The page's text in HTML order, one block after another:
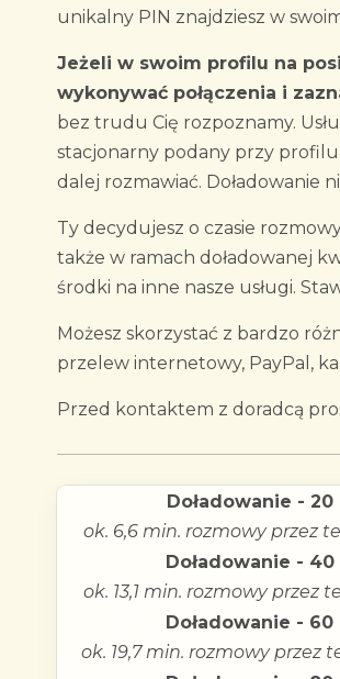
unikalny PIN znajdziesz w
Jeżeli w swoim profilu na
wykonywać połączenia i
bez trudu Cię rozpoznamy.
stacjonarny podany przy profilu
dalej rozmawiać. Doładowanie
Ty decydujesz o czasie
także w ramach doładowanej
środki na inne nasze usługi.
Możesz skorzystać z bardzo
przelew internetowy, PayPal,
Przed kontaktem z doradcą
Doładowanie - 20
ok. 6,6 min. rozmowy przez
Doładowanie - 40
ok. 13,1 min. rozmowy przez
Doładowanie - 60
ok. 19,7 min. rozmowy przez